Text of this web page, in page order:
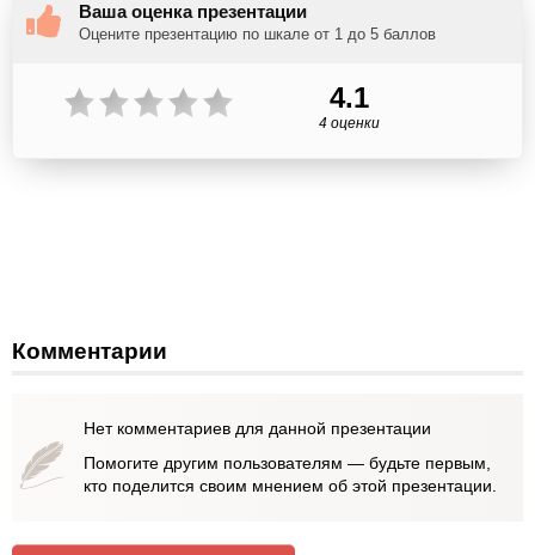
Ваша оценка презентации
Оцените презентацию по шкале от 1 до 5 баллов
4.1
4 оценки
Комментарии
Нет комментариев для данной презентации
Помогите другим пользователям — будьте первым,
кто поделится своим мнением об этой презентации.